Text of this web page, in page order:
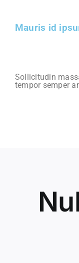
Mauris id
Sollicitudin
tempor semper